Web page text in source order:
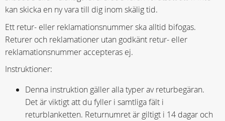
kan skicka en ny vara till dig inom skälig tid.
Ett retur- eller reklamationsnummer ska alltid bifogas.
Returer och reklamationer utan godkänt retur- eller
reklamationsnummer accepteras ej.
Instruktioner:
Denna instruktion gäller alla typer av returbegäran.
Det är viktigt att du fyller i samtliga fält i
returblanketten. Returnumret är giltigt i 14 dagar och